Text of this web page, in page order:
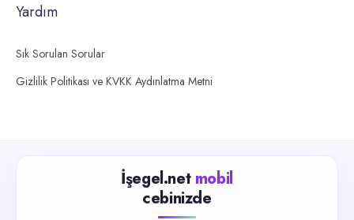
Yardım
Sık Sorulan Sorular
Gizlilik Politikası ve KVKK Aydınlatma Metni
İşegel.net mobil
cebinizde